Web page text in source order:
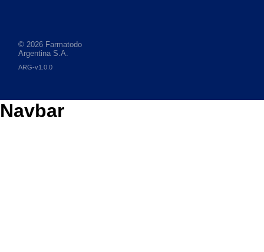
© 2026 Farmatodo
Argentina S.A.
ARG-v1.0.0
Navbar